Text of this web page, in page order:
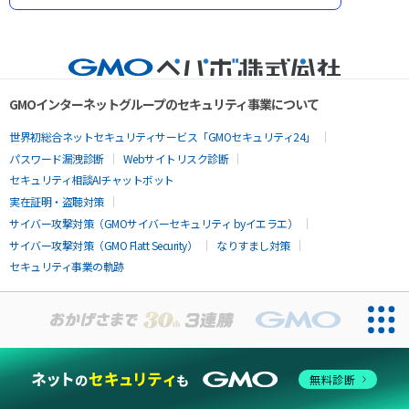
GMOインターネットグループのセキュリティ事業について
世界初総合ネットセキュリティサービス「GMOセキュリティ24」
パスワード漏洩診断
Webサイトリスク診断
セキュリティ相談AIチャットボット
実在証明・盗聴対策
サイバー攻撃対策（GMOサイバーセキュリティ byイエラエ）
サイバー攻撃対策（GMO Flatt Security）
なりすまし対策
セキュリティ事業の軌跡
お問い合わせ
無料診断